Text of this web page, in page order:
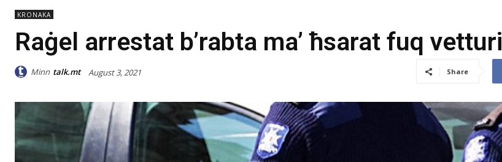
KRONAKA
Raġel arrestat b’rabta ma’ ħsarat fuq vetturi
Minn talk.mt August 3, 2021 Share